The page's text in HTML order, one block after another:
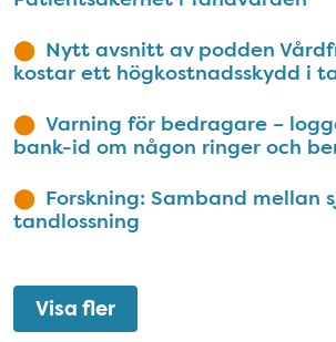
Nytt avsnitt av podden
kostar ett högkostnadsskydd i
Varning för bedragare –
bank-id om någon ringer och
Forskning: Samband mellan
tandlossning
Visa fler